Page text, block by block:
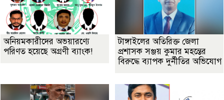
অনিয়মকারীদের অভয়ারণ্যে
পরিণত হয়েছে অগ্রণী ব্যাংক!
টাঙ্গাইলের অতিরিক্ত জেলা
প্রশাসক সঞ্জয় কুমার মহন্তের
বিরুদ্ধে ব্যাপক দুর্নীতির অভিযোগ